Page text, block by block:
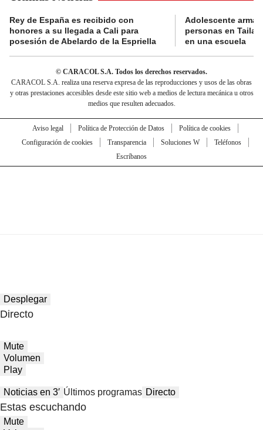
Rey de España es recibido con
honores a su llegada a Cali para
posesión de Abelardo de la Espriella
Adolescente
personas en
en una escuela
© CARACOL S.A. Todos los derechos reservados.
CARACOL S.A. realiza una reserva expresa de las reproducciones y usos de las obras
y otras prestaciones accesibles desde este sitio web a medios de lectura mecánica u otros
medios que resulten adecuados.
Aviso legal Política de Protección de Datos
Política de cookies
Configuración de cookies
Transparencia Soluciones W
Teléfonos
Escríbanos
Desplegar
Directo
Mute
Volumen
Play
Noticias en 3′ Últimos programas Directo
Estas escuchando
Mute